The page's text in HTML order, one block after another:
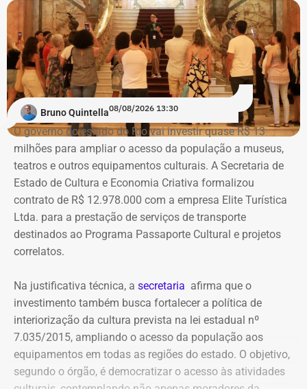
Bruno Quintella08/08/2026 13:30
O governo do estado do Rio vai investir quase R$ 13
milhões para ampliar o acesso da população a museus,
teatros e outros equipamentos culturais. A Secretaria de
Estado de Cultura e Economia Criativa formalizou
contrato de R$ 12.978.000 com a empresa Elite Turística
Ltda. para a prestação de serviços de transporte
destinados ao Programa Passaporte Cultural e projetos
correlatos.
Na justificativa técnica, a secretaria afirma que o
investimento também busca fortalecer a política de
interiorização da cultura prevista na lei estadual nº
7.035/2015, ampliando o acesso da população aos
equipamentos em todas as regiões do estado. O objetivo,
segundo o órgão, é democratizar o acesso às atividades